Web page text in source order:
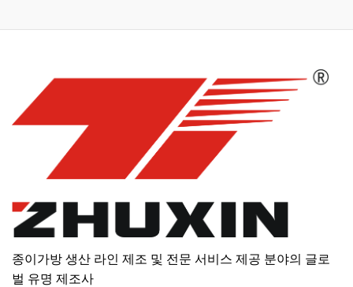
종이가방 생산 라인 제조 및 전문 서비스 제공 분야의 글로
벌 유명 제조사